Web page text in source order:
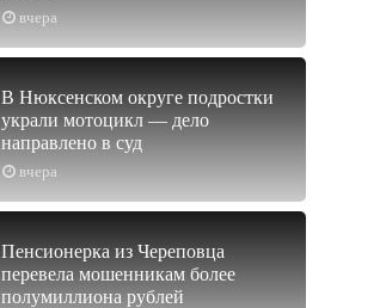
вчера
вчера
В Нюксенском округе подростки
украли мотоцикл — дело
направлено в суд
Пенсионерка из Череповца
перевела мошенникам более
полумиллиона рублей